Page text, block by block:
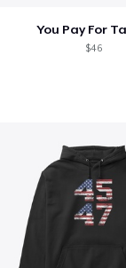
You Pay For
$46